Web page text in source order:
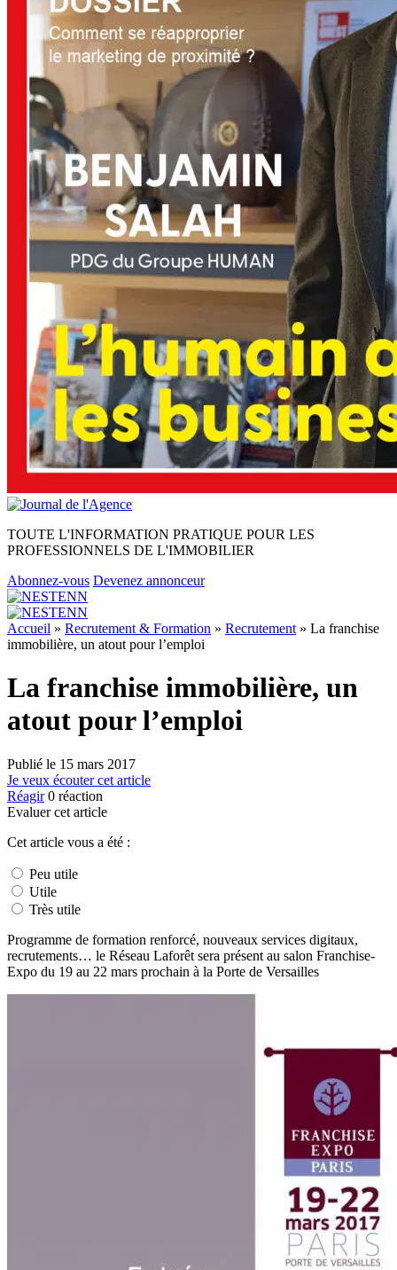
TOUTE L'INFORMATION PRATIQUE POUR LES
PROFESSIONNELS DE L'IMMOBILIER
Abonnez-vous Devenez annonceur
Accueil » Recrutement & Formation » Recrutement » La franchise
immobilière, un atout pour l’emploi
La franchise immobilière, un
atout pour l’emploi
Publié le 15 mars 2017
Je veux écouter cet article
Réagir 0 réaction
Evaluer cet article
Cet article vous a été :
Peu utile
Utile
Très utile
Programme de formation renforcé, nouveaux services digitaux,
recrutements… le Réseau Laforêt sera présent au salon Franchise-
Expo du 19 au 22 mars prochain à la Porte de Versailles